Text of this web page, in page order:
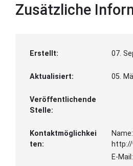
Zusätzliche
Erstellt: 07.
Aktualisiert: 05.
Veröffentlichende
Stelle:
Kontaktmöglichkei
ten:
Name:
E-Mail: